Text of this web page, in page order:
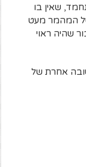
שאין בו
של המהמר מעט
שהיה ראוי
אחרת של